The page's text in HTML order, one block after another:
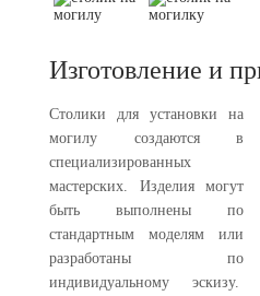
Изготовление и
Столики для установки на
могилу создаются в
специализированных
мастерских. Изделия могут
быть выполнены по
стандартным моделям или
разработаны по
индивидуальному эскизу.